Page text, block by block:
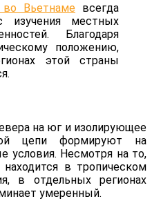
Вьетнаме всегда
изучения местных
Благодаря
положению,
этой страны
на юг и изолирующее
цепи формируют на
условия. Несмотря на то,
в тропическом
в отдельных регионах
умеренный.